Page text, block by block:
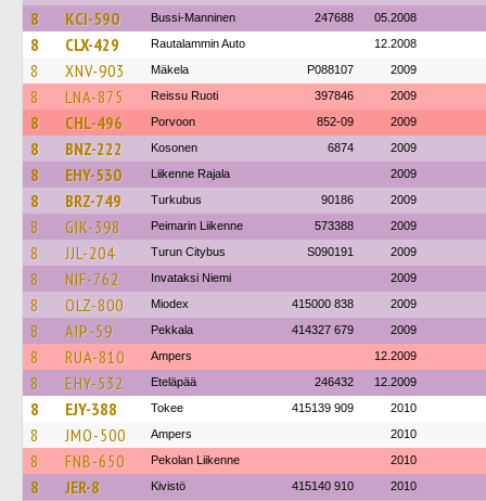
8
KCI-590 Bussi-Manninen 247688 05.2008
8 CLX-429 Rautalammin Auto 12.2008
8 XNV-903 Mäkela P088107 2009
8 LNA-875 Reissu Ruoti 397846 2009
8 CHL-496 Porvoon 852-09 2009
8 BNZ-222 Kosonen 6874 2009
8 EHY-530 Liikenne Rajala 2009
8 BRZ-749 Turkubus 90186 2009
8 GIK-398 Peimarin Liikenne 573388 2009
8 JJL-204 Turun Citybus S090191 2009
8 NIF-762 Invataksi Niemi 2009
8 OLZ-800 Miodex 415000 838 2009
8 AIP-59 Pekkala 414327 679 2009
8 RUA-810 Ampers 12.2009
8 EHY-532 Eteläpää 246432 12.2009
8 EJY-388 Tokee 415139 909 2010
8 JMO-500 Ampers 2010
8 FNB-650 Pekolan Liikenne 2010
8 JER-8 Kivistö 415140 910 2010